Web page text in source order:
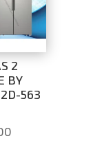
2
BY
563